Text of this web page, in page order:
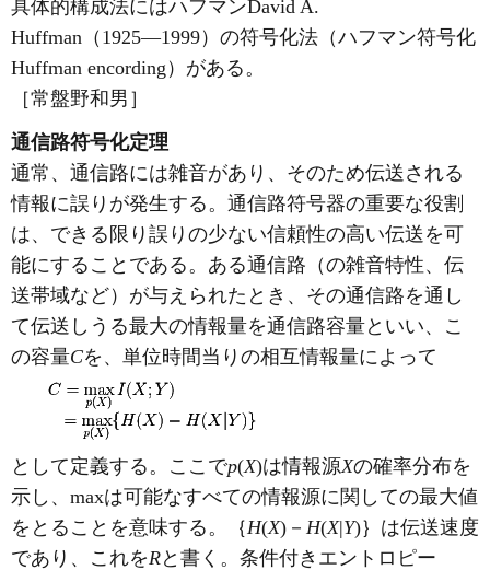
具体的構成法にはハフマンDavid A.
Huffman（1925―1999）の符号化法（ハフマン符号化
Huffman encording）がある。
［常盤野和男］
通信路符号化定理
通常、通信路には雑音があり、そのため伝送される
情報に誤りが発生する。通信路符号器の重要な役割
は、できる限り誤りの少ない信頼性の高い伝送を可
能にすることである。ある通信路（の雑音特性、伝
送帯域など）が与えられたとき、その通信路を通し
て伝送しうる最大の情報量を通信路容量といい、こ
の容量Cを、単位時間当りの相互情報量によって
として定義する。ここでp(X)は情報源Xの確率分布を
示し、maxは可能なすべての情報源に関しての最大値
をとることを意味する。｛H(X)－ H(X|Y)｝は伝送速度
であり、これをRと書く。条件付きエントロピー